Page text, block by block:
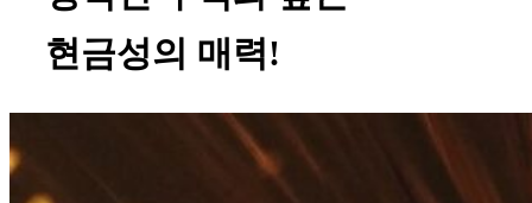
현금성의 매력!